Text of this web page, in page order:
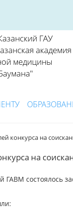
ГАУ
академия
медицины
конкурса на
на
ГАВМ состоялось